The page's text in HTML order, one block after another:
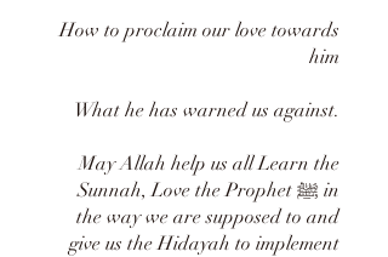
How to proclaim our love towards
him
What he has warned us against.
May Allah help us all Learn the
Sunnah, Love the Prophet ﷺ in
the way we are supposed to and
give us the Hidayah to implement